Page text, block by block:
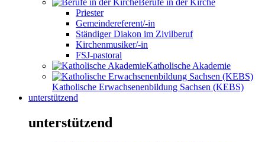
Berufe in der Kirche
Priester
Gemeindereferent/-in
Ständiger Diakon im Zivilberuf
Kirchenmusiker/-in
FSJ-pastoral
Katholische Akademie
Katholische Erwachsenenbildung Sachsen (KEBS)
unterstützend
unterstützend